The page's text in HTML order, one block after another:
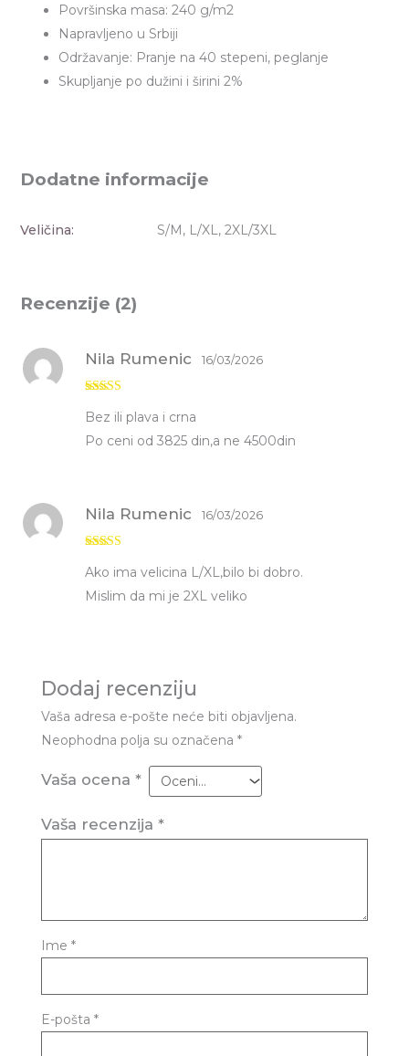
Površinska masa: 240 g/m2
Napravljeno u Srbiji
Održavanje: Pranje na 40 stepeni, peglanje
Skupljanje po dužini i širini 2%
Dodatne informacije
Veličina: S/M, L/XL, 2XL/3XL
Recenzije (2)
5od 5
Nila Rumenic 16/03/2026
Bez ili plava i crna
Po ceni od 3825 din,a ne 4500din
5od 5
Nila Rumenic 16/03/2026
Ako ima velicina L/XL,bilo bi dobro.
Mislim da mi je 2XL veliko
Dodaj recenziju
Vaša adresa e-pošte neće biti objavljena.
Neophodna polja su označena *
Vaša ocena *
Vaša recenzija *
Ime *
E-pošta *